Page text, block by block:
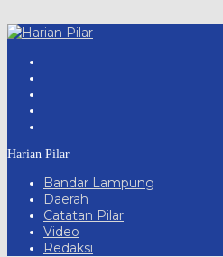
Harian Pilar
Bandar Lampung
Daerah
Catatan Pilar
Video
Redaksi